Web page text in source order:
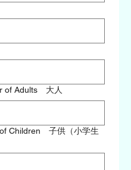
of Adults 大人
Children 子供（小学生